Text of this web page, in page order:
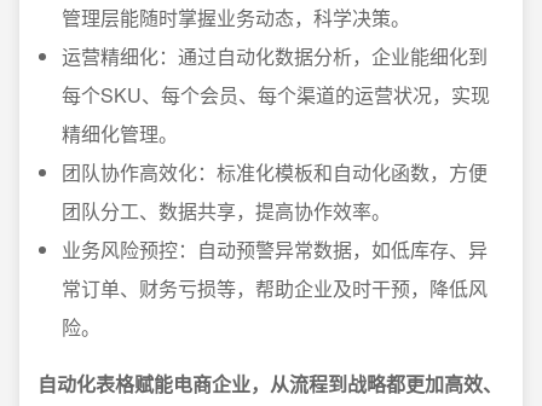
管理层能随时掌握业务动态，科学决策。
运营精细化：通过自动化数据分析，企业能细化到
每个SKU、每个会员、每个渠道的运营状况，实现
精细化管理。
团队协作高效化：标准化模板和自动化函数，方便
团队分工、数据共享，提高协作效率。
业务风险预控：自动预警异常数据，如低库存、异
常订单、财务亏损等，帮助企业及时干预，降低风
险。
自动化表格赋能电商企业，从流程到战略都更加高效、